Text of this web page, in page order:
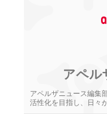
アペル
アペルザニュース編集
活性化を目指し、日々